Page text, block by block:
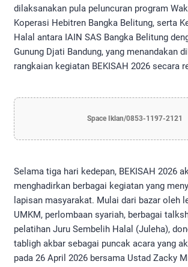
dilaksanakan pula peluncuran program
Koperasi Hebitren Bangka Belitung, serta
Halal antara IAIN SAS Bangka Belitung
Gunung Djati Bandung, yang menandakan
rangkaian kegiatan BEKISAH 2026 secara
Space Iklan/0853-1197-2121
Selama tiga hari kedepan, BEKISAH 2026
menghadirkan berbagai kegiatan yang
lapisan masyarakat. Mulai dari bazar oleh
UMKM, perlombaan syariah, berbagai
pelatihan Juru Sembelih Halal (Juleha),
tabligh akbar sebagai puncak acara yang
pada 26 April 2026 bersama Ustad Zacky